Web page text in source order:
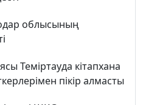
облысының
Теміртауда кітапхана
пікір алмасты